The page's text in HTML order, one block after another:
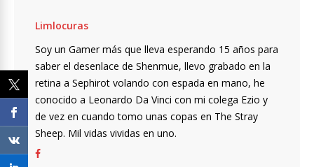
Limlocuras
Soy un Gamer más que lleva esperando 15 años para
saber el desenlace de Shenmue, llevo grabado en la
retina a Sephirot volando con espada en mano, he
conocido a Leonardo Da Vinci con mi colega Ezio y
de vez en cuando tomo unas copas en The Stray
Sheep. Mil vidas vividas en uno.